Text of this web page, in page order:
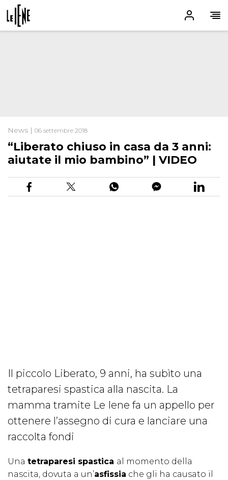
News | 06 settembre 2018
“Liberato chiuso in casa da 3 anni:
aiutate il mio bambino” | VIDEO
Il piccolo Liberato, 9 anni, ha subìto una
tetraparesi spastica alla nascita. La
mamma tramite Le Iene fa un appello per
ottenere l’assegno di cura e lanciare una
raccolta fondi
Una tetraparesi spastica al momento della
nascita, dovuta a un’asfissia che gli ha causato il